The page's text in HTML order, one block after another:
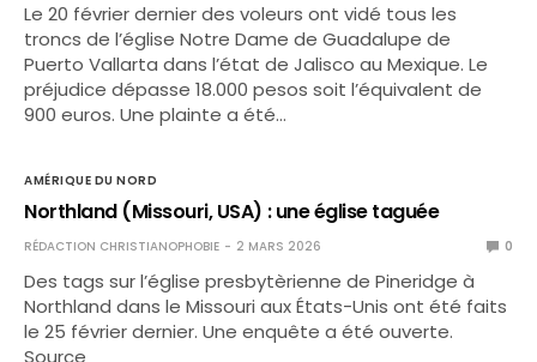
Le 20 février dernier des voleurs ont vidé tous les
troncs de l’église Notre Dame de Guadalupe de
Puerto Vallarta dans l’état de Jalisco au Mexique. Le
préjudice dépasse 18.000 pesos soit l’équivalent de
900 euros. Une plainte a été…
AMÉRIQUE DU NORD
Northland (Missouri, USA) : une église taguée
RÉDACTION CHRISTIANOPHOBIE 2 MARS 2026 0
Des tags sur l’église presbytèrienne de Pineridge à
Northland dans le Missouri aux États-Unis ont été faits
le 25 février dernier. Une enquête a été ouverte.
Source